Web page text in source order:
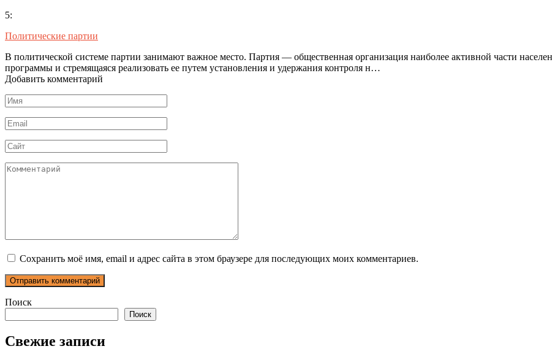
5:
Политические партии
В политической системе партии занимают важное место. Партия — общественная организация наиболее активной части
программы и стремящаяся реализовать ее путем установления и удержания контроля н…
Добавить комментарий
Имя
*
Email
*
Сайт
Комментарий
Сохранить моё имя, email и адрес сайта в этом браузере для последующих моих комментариев.
Поиск
Поиск
Свежие записи